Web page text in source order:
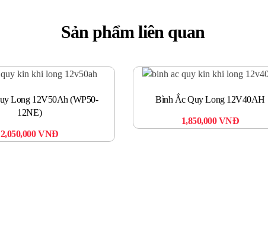
Sản phẩm liên quan
Long 12V50Ah (WP50-
12NE)
2,050,000VNĐ
Bình Ắc Quy Long 12V40AH
1,850,000VNĐ